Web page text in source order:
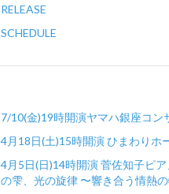
RELEASE
SCHEDULE
7/10(金)19時開演ヤマハ銀座コン
4月18日(土)15時開演 ひまわりホ
4月5日(日)14時開演 菅佐知子ピ
の雫、光の旋律 〜響き合う情熱